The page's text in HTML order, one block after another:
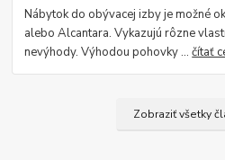
Nábytok do obývacej izby je možné
alebo Alcantara. Vykazujú rôzne
nevýhody. Výhodou pohovky ...čítať
Zobraziť všetky